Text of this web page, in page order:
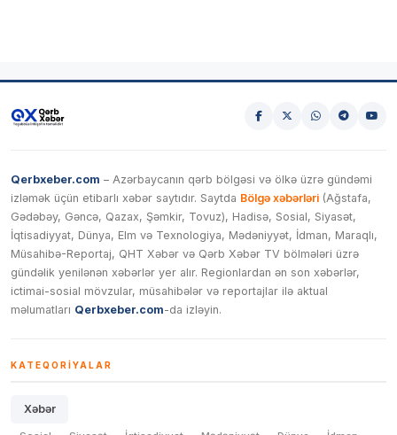
Qerbxeber.com – Azərbaycanın qərb bölgəsi və ölkə üzrə gündəmi
izləmək üçün etibarlı xəbər saytıdır. Saytda Bölgə xəbərləri (Ağstafa,
Gədəbəy, Gəncə, Qazax, Şəmkir, Tovuz), Hadisə, Sosial, Siyasət,
İqtisadiyyat, Dünya, Elm və Texnologiya, Mədəniyyət, İdman, Maraqlı,
Müsahibə-Reportaj, QHT Xəbər və Qərb Xəbər TV bölmələri üzrə
gündəlik yenilənən xəbərlər yer alır. Regionlardan ən son xəbərlər,
ictimai-sosial mövzular, müsahibələr və reportajlar ilə aktual
məlumatları Qerbxeber.com-da izləyin.
KATEQORIYALAR
Xəbər